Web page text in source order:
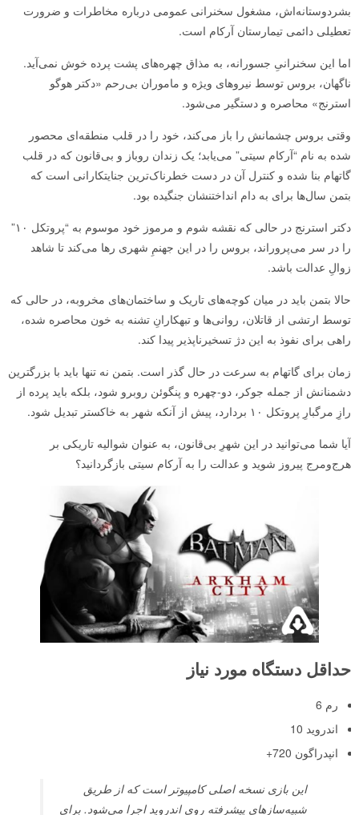
بشردوستانه‌اش، مشغول سخنرانی عمومی درباره مخاطرات و ضرورت
تعطیلی دائمی تیمارستان آرکام است.
اما این سخنرانیِ جسورانه، به مذاق چهره‌های پشت پرده خوش نمی‌آید.
ناگهان، بروس توسط نیروهای ویژه و ماموران بی‌رحم «دکتر هوگو
استرنج» محاصره و دستگیر می‌شود.
وقتی بروس چشمانش را باز می‌کند، خود را در قلب منطقه‌ای محصور
شده به نام “آرکام سیتی” می‌یابد؛ یک زندان روباز و بی‌قانون که در قلب
گاتهام بنا شده و کنترل آن در دست خطرناک‌ترین جنایتکارانی است که
بتمن سال‌ها برای به دام انداختنشان جنگیده بود.
دکتر استرنج در حالی که نقشه شوم و مرموز خود موسوم به “پروتکل ۱۰”
را در سر می‌پروراند، بروس را در این جهنمِ شهری رها می‌کند تا شاهد
زوالِ عدالت باشد.
حالا بتمن باید در میان کوچه‌های تاریک و ساختمان‌های مخروبه، در حالی که
توسط ارتشی از قاتلان، روانی‌ها و تبهکارانِ تشنه به خون محاصره شده،
راهی برای نفوذ به این دژ تسخیرناپذیر پیدا کند.
زمان برای گاتهام به سرعت در حال گذر است. بتمن نه تنها باید با بزرگترین
دشمنانش از جمله جوکر، دو-چهره و پنگوئن روبرو شود، بلکه باید پرده از
رازِ مرگبارِ پروتکل ۱۰ بردارد، پیش از آنکه شهر به خاکستر تبدیل شود.
آیا شما می‌توانید در این شهرِ بی‌قانون، به عنوان شوالیه تاریکی بر
هرج‌ومرج پیروز شوید و عدالت را به آرکام سیتی بازگردانید؟
حداقل دستگاه مورد نیاز
رم 6
اندروید 10
انپدراگون 720+
این بازی نسخه اصلی کامپیوتر است که از طریق
شبیه‌سازهای پیشرفته روی اندروید اجرا می‌شود. برای